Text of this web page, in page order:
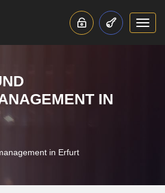
IN
in Erfurt